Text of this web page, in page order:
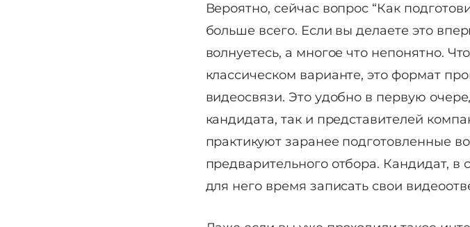
Вероятно, сейчас вопрос “Как
больше всего. Если вы делаете это
волнуетесь, а многое что непонятно.
классическом варианте, это формат
видеосвязи. Это удобно в первую
кандидата, так и представителей
практикуют заранее подготовленные
предварительного отбора. Кандидат,
для него время записать свои